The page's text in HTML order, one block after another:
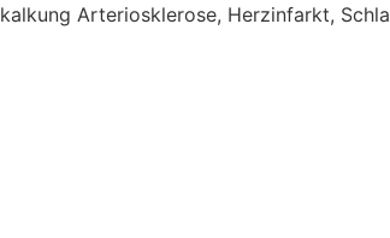
Arteriosklerose, Herzinfarkt,